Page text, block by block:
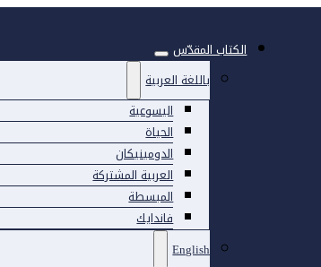
الكتاب المقدّس
باللغة العربية
اليسوعية
الحياة
الدومينيكان
العربية المشتركة
المبسطة
فاندايك
English